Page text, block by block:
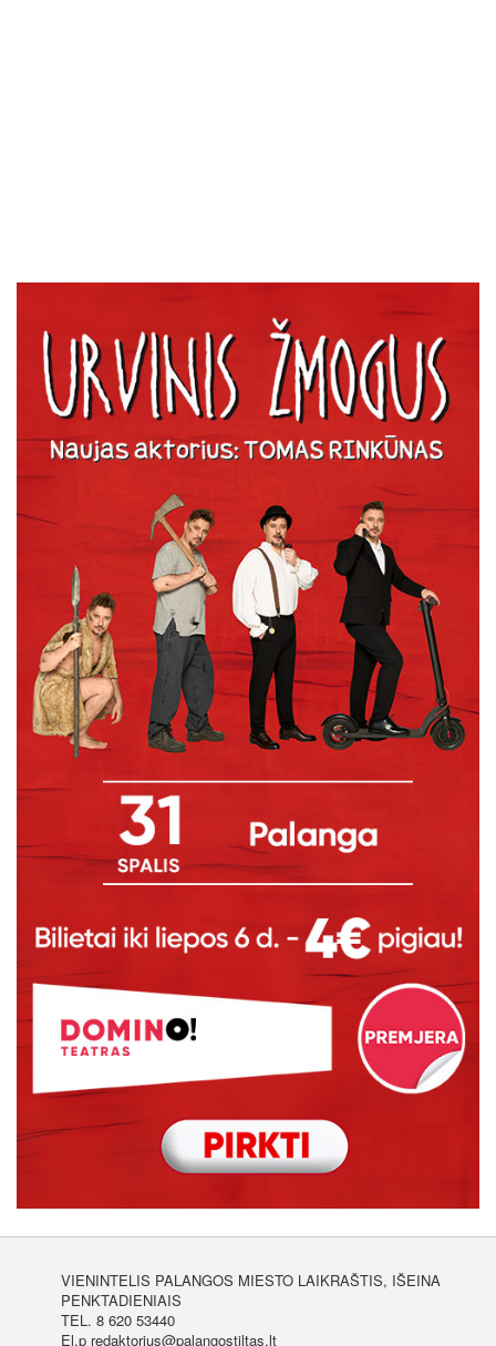
VIENINTELIS PALANGOS MIESTO LAIKRAŠTIS, IŠEINA
PENKTADIENIAIS
TEL. 8 620 53440
El.p redaktorius@palangostiltas.lt